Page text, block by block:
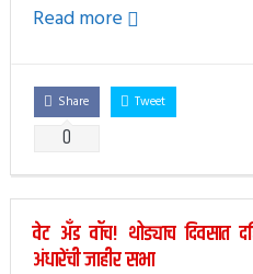
Read more
Share
0
Tweet
वेट अँड वॉच! थोड्याच दिवसात
अंधारेंची जाहीर सभा